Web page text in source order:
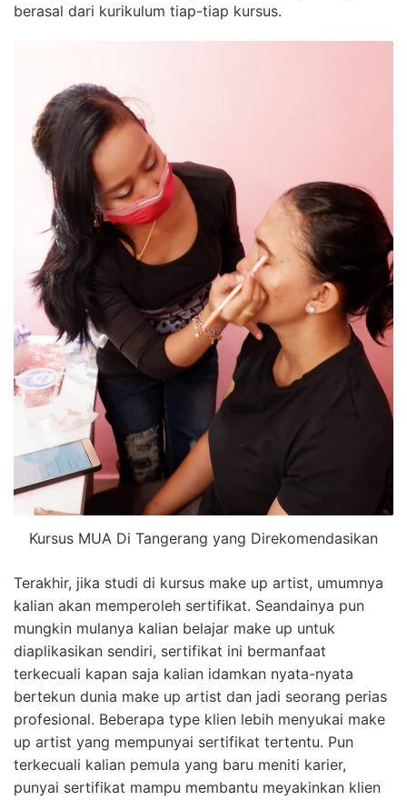
berasal dari kurikulum tiap-tiap kursus.
Kursus MUA Di Tangerang yang Direkomendasikan
Terakhir, jika studi di kursus make up artist, umumnya
kalian akan memperoleh sertifikat. Seandainya pun
mungkin mulanya kalian belajar make up untuk
diaplikasikan sendiri, sertifikat ini bermanfaat
terkecuali kapan saja kalian idamkan nyata-nyata
bertekun dunia make up artist dan jadi seorang perias
profesional. Beberapa type klien lebih menyukai make
up artist yang mempunyai sertifikat tertentu. Pun
terkecuali kalian pemula yang baru meniti karier,
punyai sertifikat mampu membantu meyakinkan klien